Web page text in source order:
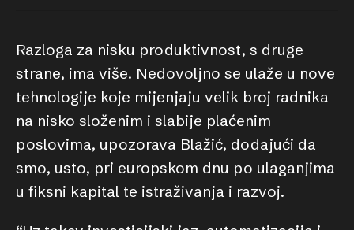
Razloga za nisku produktivnost, s druge
strane, ima više. Nedovoljno se ulaže u nove
tehnologije koje mijenjaju velik broj radnika
na nisko složenim i slabije plaćenim
poslovima, upozorava Blažić, dodajući da
smo, usto, pri europskom dnu po ulaganjima
u fiksni kapital te istraživanja i razvoj.